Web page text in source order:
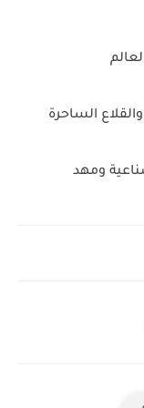
الساحرة
ومهد